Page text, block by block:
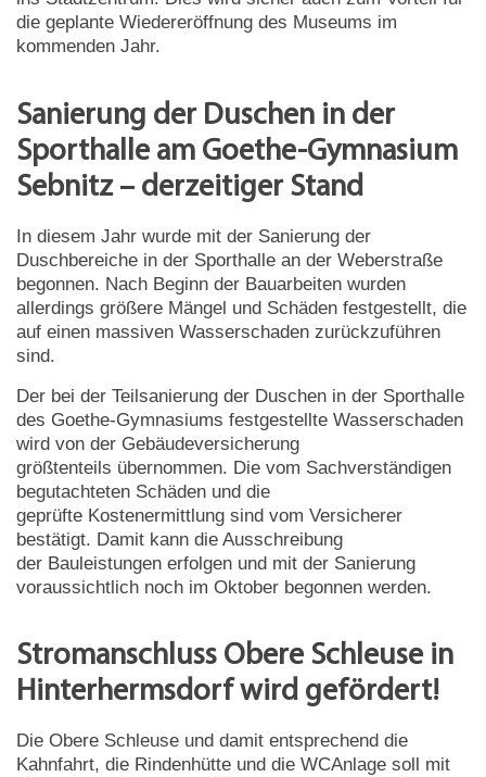
die geplante Wiedereröffnung des Museums im
kommenden Jahr.
Sanierung der Duschen in der
Sporthalle am Goethe-Gymnasium
Sebnitz – derzeitiger Stand
In diesem Jahr wurde mit der Sanierung der
Duschbereiche in der Sporthalle an der Weberstraße
begonnen. Nach Beginn der Bauarbeiten wurden
allerdings größere Mängel und Schäden festgestellt, die
auf einen massiven Wasserschaden zurückzuführen
sind.
Der bei der Teilsanierung der Duschen in der Sporthalle
des Goethe-Gymnasiums festgestellte Wasserschaden
wird von der Gebäudeversicherung
größtenteils übernommen. Die vom Sachverständigen
begutachteten Schäden und die
geprüfte Kostenermittlung sind vom Versicherer
bestätigt. Damit kann die Ausschreibung
der Bauleistungen erfolgen und mit der Sanierung
voraussichtlich noch im Oktober begonnen werden.
Stromanschluss Obere Schleuse in
Hinterhermsdorf wird gefördert!
Die Obere Schleuse und damit entsprechend die
Kahnfahrt, die Rindenhütte und die WCAnlage soll mit